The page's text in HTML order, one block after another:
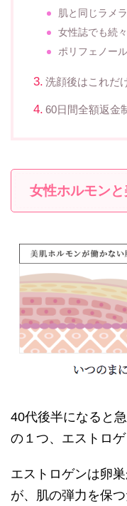
肌と同じラメ
女性誌でも続
ポリフェノー
洗顔後はこれだ
60日間全額返金
女性ホルモン
40代後半になると
の１つ、エストロゲ
エストロゲンは卵
が、肌の弾力を保